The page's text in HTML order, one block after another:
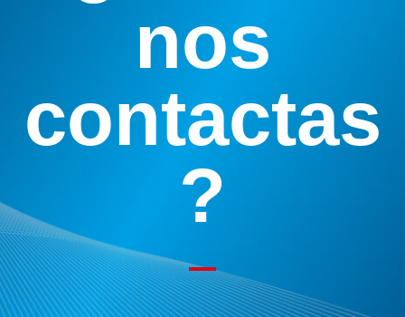
nos
contactas
?